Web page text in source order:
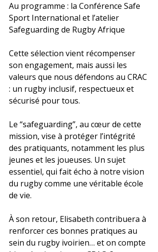
Au programme : la Conférence Safe
Sport International et l’atelier
Safeguarding de Rugby Afrique
Cette sélection vient récompenser
son engagement, mais aussi les
valeurs que nous défendons au CRAC
: un rugby inclusif, respectueux et
sécurisé pour tous.
Le “safeguarding”, au cœur de cette
mission, vise à protéger l’intégrité
des pratiquants, notamment les plus
jeunes et les joueuses. Un sujet
essentiel, qui fait écho à notre vision
du rugby comme une véritable école
de vie.
À son retour, Elisabeth contribuera à
renforcer ces bonnes pratiques au
sein du rugby ivoirien… et on compte